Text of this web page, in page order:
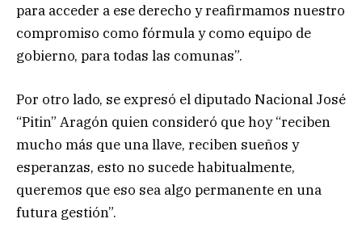
para acceder a ese derecho y reafirmamos nuestro
compromiso como fórmula y como equipo de
gobierno, para todas las comunas”.
Por otro lado, se expresó el diputado Nacional José
“Pitin” Aragón quien consideró que hoy “reciben
mucho más que una llave, reciben sueños y
esperanzas, esto no sucede habitualmente,
queremos que eso sea algo permanente en una
futura gestión”.